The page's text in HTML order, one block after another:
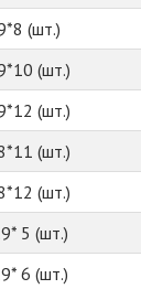
(шт.)
(шт.)
(шт.)
(шт.)
(шт.)
5 (шт.)
6 (шт.)